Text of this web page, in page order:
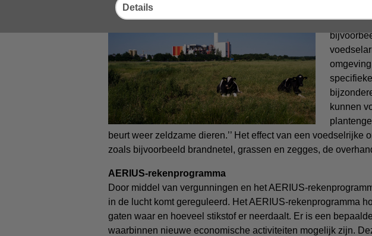
Details
kunnen
beurt weer zeldzame dieren.’’ Het effect van een voedselrijke
zoals bijvoorbeeld brandnetel, grassen en zegges, de
AERIUS-rekenprogramma
Door middel van vergunningen en het AERIUS-
in de lucht komt gereguleerd. Het AERIUS-rekenprogramma
gaten waar en hoeveel stikstof er neerdaalt. Er is een
waarbinnen nieuwe economische activiteiten mogelijk zijn.